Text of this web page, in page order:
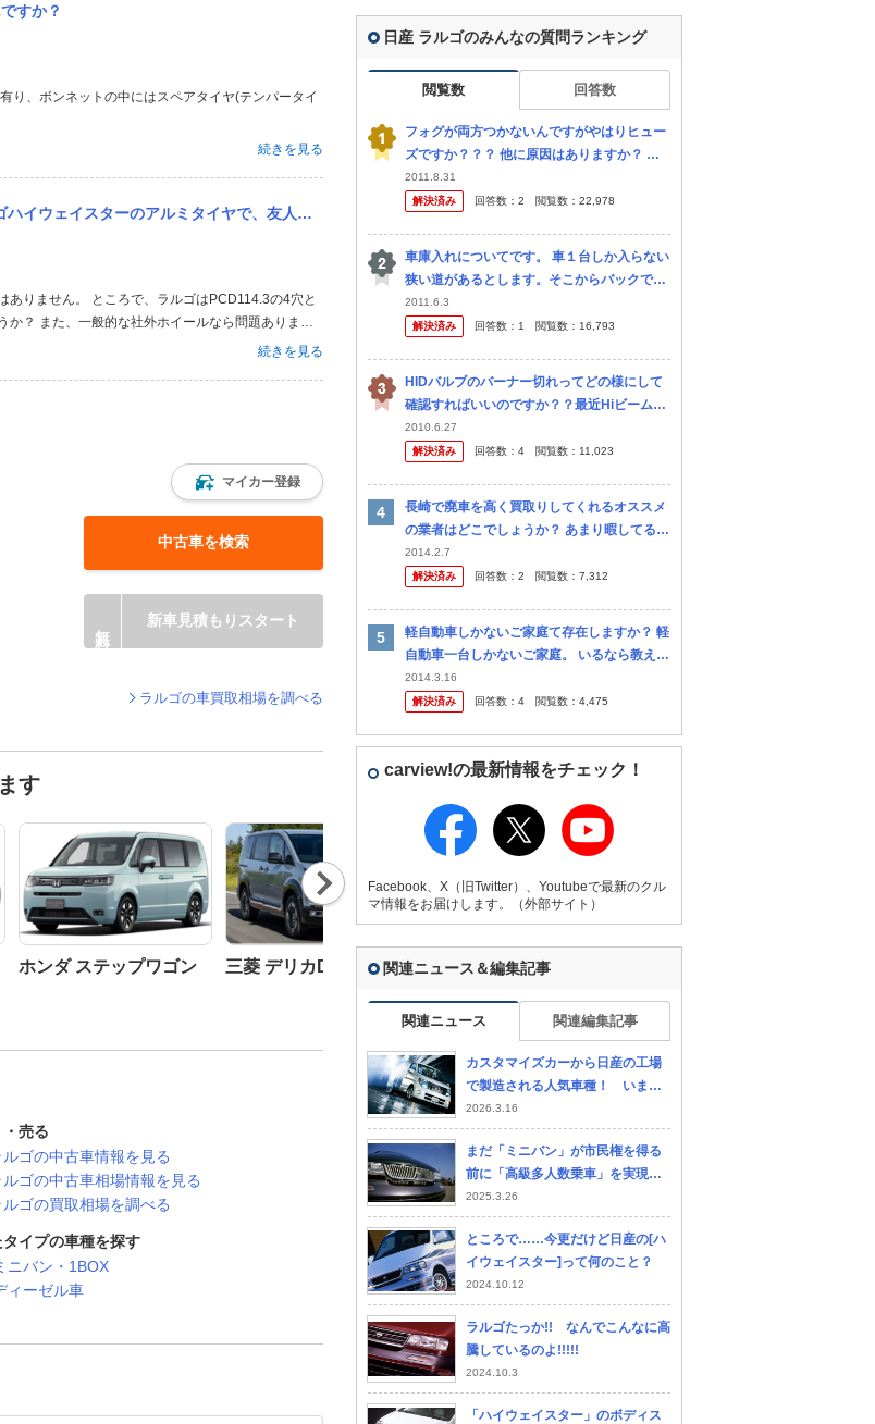
すか？
り、ボンネットの中にはスペアタイヤ(テンパータイ
続きを見る
35の17インチでタイヤが215/45/17を譲ってくれるのですが、はみ出してしま...
ありません。 ところで、ラルゴはPCD114.3の4穴と
？ また、一般的な社外ホイールなら問題ありませ
ら日産車には取付け出来ないのでご注意を。続きを見る
マイカー登録
中古車を検索
新車見積もりスタート
ラルゴの車買取相場を調べる
す
ホンダ ステップワゴン 三菱 デリカD:5 ホンダ オデッセイ
Nex
t
・売る
ルゴの中古車情報を見る
ルゴの中古車相場情報を見る
ルゴの買取相場を調べる
タイプの車種を探す
ニバン・1BOX
ィーゼル車
日産 ラルゴのみんなの質問ランキング
閲覧数 回答数
フォグが両方つかないんですがやはりヒュー
ズですか？？？ 他に原因はありますか？ 他
のライトは全部付きます。 車種は二代目ラル
ゴです。
2011.8.31
解決済み
回答数： 2 閲覧数： 22,978
車庫入れについてです。 車１台しか入らない
狭い道があるとします。そこからバックでみ
なさんどうやって入れてますか？ ちなみにそ
のときの車の位置、ハンドル操作などどんな
2011.6.3
解決済み
回答数： 1 閲覧数： 16,793
HIDバルブのバーナー切れってどの様にして
確認すればいいのですか？？最近Hiビームが
左右点かなくなったので確認したんですが切
れているか今一分かりませんでした、普通の
2010.6.27
解決済み
回答数： 4 閲覧数： 11,023
長崎で廃車を高く買取りしてくれるオススメ
の業者はどこでしょうか？ あまり暇してる時
間がないのでオススメの業者さんを教えて頂
ければ助かります。 よろしくお願いします。
2014.2.7
解決済み
回答数： 2 閲覧数： 7,312
軽自動車しかないご家庭て存在しますか？ 軽
自動車一台しかないご家庭。 いるなら教えて
下さい。 生活苦しいのですか？ 中古の高級
車も買えないの？
2014.3.16
解決済み
回答数： 4 閲覧数： 4,475
carview!の最新情報をチェック！
Facebook、X（旧Twitter）、Youtubeで最新のクル
マ情報をお届けします。（外部サイト）
関連ニュース＆編集記事
関連ニュース 関連編集記事
カスタマイズカーから日産の工場
で製造される人気車種！ いまや
ファンだらけの「ハイウェイスタ
ー」の大出世ストーリー
2026.3.16
まだ「ミニバン」が市民権を得る
前に「高級多人数乗車」を実現！
３代目日産ラルゴがいま思えば
偉大なクルマだった
2025.3.26
ところで……今更だけど日産の[ハ
イウェイスター]って何のこと？
2024.10.12
ラルゴたっか!! なんでこんなに高
騰しているのよ!!!!!
2024.10.3
「ハイウェイスター」のボディス